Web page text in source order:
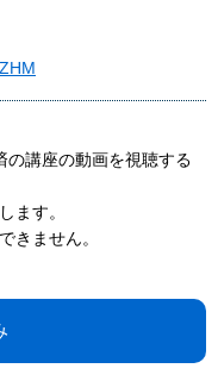
講座の動画を視聴する
ます。
きません。